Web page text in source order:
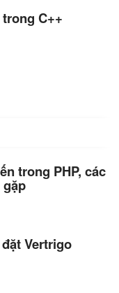
C++
trong PHP, các
Vertrigo